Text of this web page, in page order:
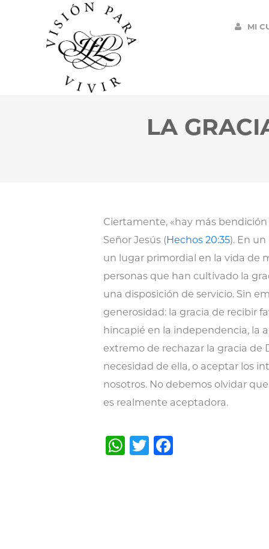
MI
LA
Ciertamente, «hay más
Señor Jesús (Hechos 20:35). En
un lugar primordial en la vida de
personas que han cultivado la
una disposición de servicio. Sin
generosidad: la gracia de recibir
hincapié en la independencia, la
extremo de rechazar la gracia de
necesidad de ella, o aceptar los
nosotros. No debemos olvidar
es realmente aceptadora.
WhatsApp
Twitter